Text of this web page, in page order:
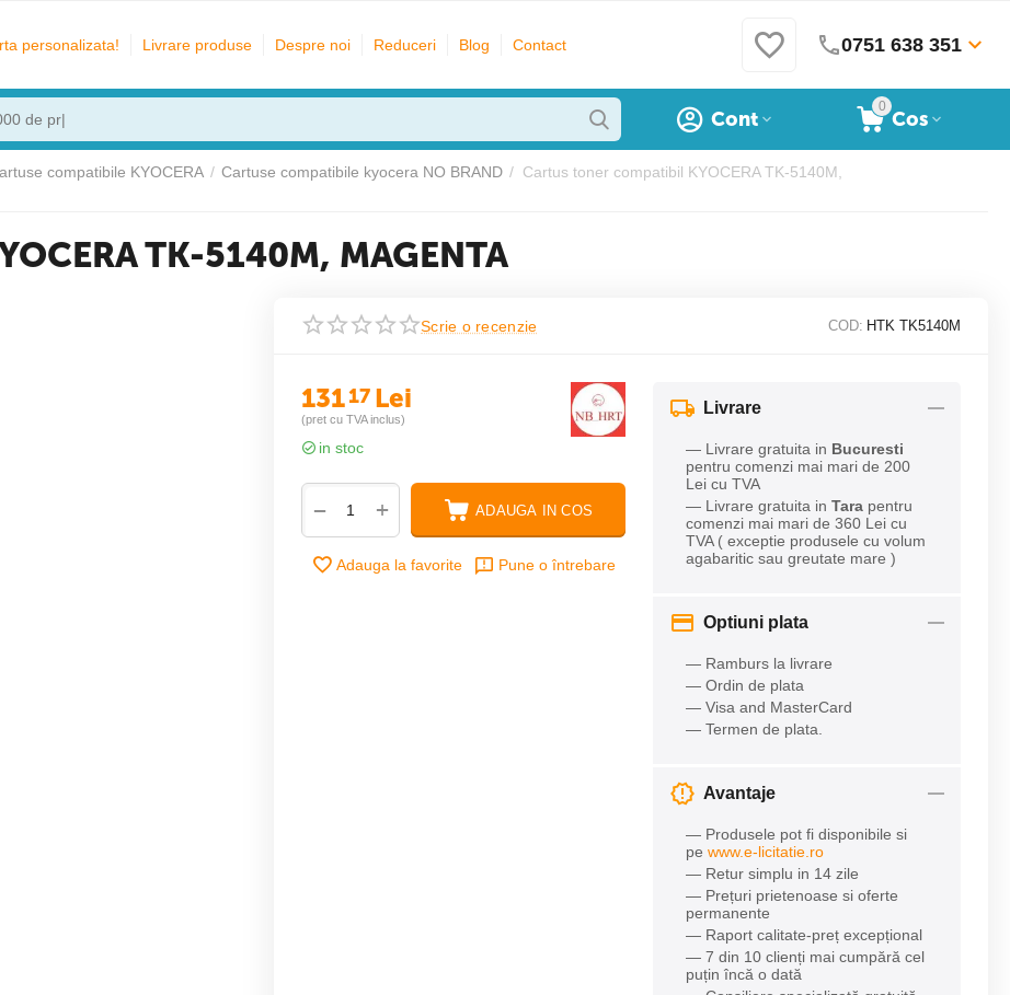
personalizata! Livrare produse Despre noi Reduceri Blog Contact 0751 638 351
0
Cos
Cont
compatibile KYOCERA / Cartuse compatibile kyocera NO BRAND / Cartus toner compatibil KYOCERA TK-5140M,
TK-5140M, MAGENTA
Scrie o recenzie COD: HTK TK5140M
13117 Lei
(pret cu TVA inclus)
in stoc
+
− ADAUGA IN COS
Adauga la favorite Pune o întrebare
Livrare
— Livrare gratuita in Bucuresti
pentru comenzi mai mari de 200
Lei cu TVA
— Livrare gratuita in Tara pentru
comenzi mai mari de 360 Lei cu
TVA ( exceptie produsele cu volum
agabaritic sau greutate mare )
Optiuni plata
— Ramburs la livrare
— Ordin de plata
— Visa and MasterCard
— Termen de plata.
Avantaje
— Produsele pot fi disponibile si
pe www.e-licitatie.ro
— Retur simplu in 14 zile
— Prețuri prietenoase si oferte
permanente
— Raport calitate-preț excepțional
— 7 din 10 clienți mai cumpără cel
puțin încă o dată